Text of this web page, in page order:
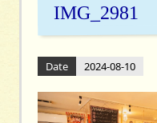
IMG_2981
Date 2024-08-10